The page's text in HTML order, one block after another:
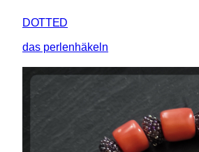
DOTTED
das perlenhäkeln